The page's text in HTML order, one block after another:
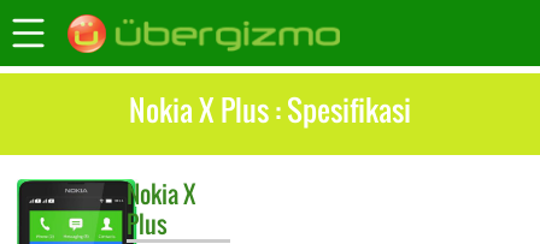
Nokia X Plus : Spesifikasi
NokiaX
Plus